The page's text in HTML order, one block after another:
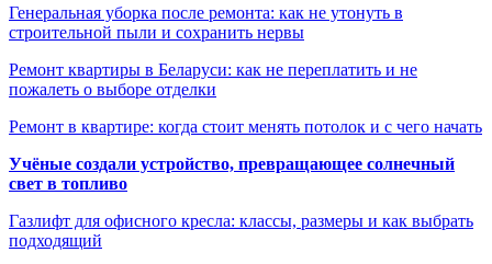
Генеральная уборка после ремонта: как не утонуть в
строительной пыли и сохранить нервы
Ремонт квартиры в Беларуси: как не переплатить и не
пожалеть о выборе отделки
Ремонт в квартире: когда стоит менять потолок и с чего начать
Учёные создали устройство, превращающее солнечный
свет в топливо
Газлифт для офисного кресла: классы, размеры и как выбрать
подходящий